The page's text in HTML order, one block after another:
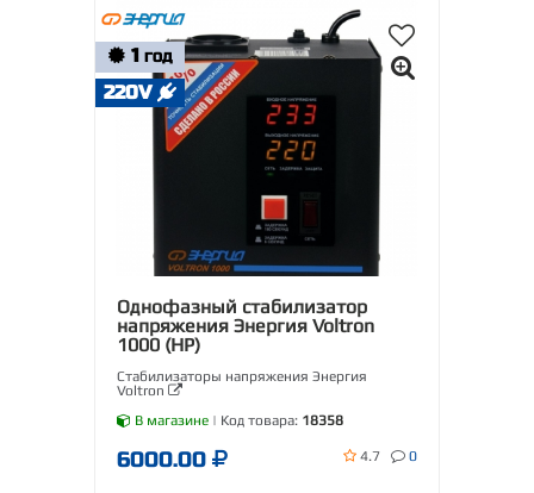
1 ГОД
220V
Однофазный стабилизатор
напряжения Энергия Voltron
1000 (HP)
Стабилизаторы напряжения Энергия
Voltron
В магазине | Код товара: 18358
6000.00 4.7 0